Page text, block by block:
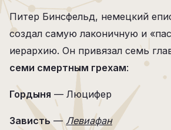
Питер Бинсфельд, немецкий
создал самую лаконичную и
иерархию. Он привязал семь
семи смертным грехам:
Гордыня — Люцифер
Зависть—Левиафан